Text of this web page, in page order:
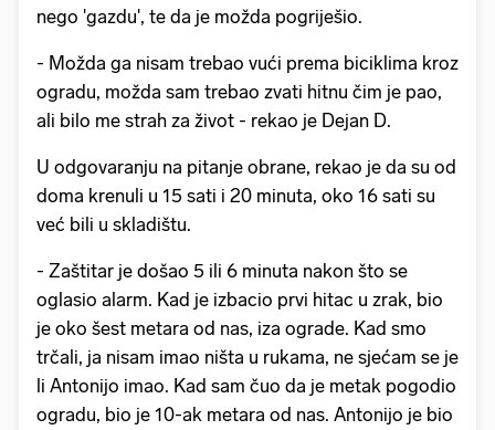
nego 'gazdu', te da je možda pogriješio.
- Možda ga nisam trebao vući prema biciklima kroz
ogradu, možda sam trebao zvati hitnu čim je pao,
ali bilo me strah za život - rekao je Dejan D.
U odgovaranju na pitanje obrane, rekao je da su od
doma krenuli u 15 sati i 20 minuta, oko 16 sati su
već bili u skladištu.
- Zaštitar je došao 5 ili 6 minuta nakon što se
oglasio alarm. Kad je izbacio prvi hitac u zrak, bio
je oko šest metara od nas, iza ograde. Kad smo
trčali, ja nisam imao ništa u rukama, ne sjećam se je
li Antonijo imao. Kad sam čuo da je metak pogodio
ogradu, bio je 10-ak metara od nas. Antonijo je bio